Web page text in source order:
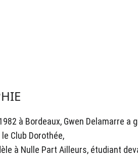
à Bordeaux, Gwen Delamarre a
Club Dorothée,
à Nulle Part Ailleurs, étudiant